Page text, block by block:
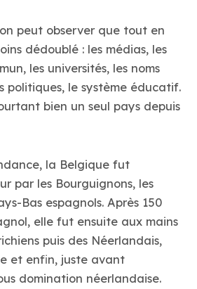
peut observer que tout en
dédoublé : les médias, les
les universités, les noms
politiques, le système éducatif.
bien un seul pays depuis
la Belgique fut
par les Bourguignons, les
Bas espagnols. Après 150
elle fut ensuite aux mains
puis des Néerlandais,
et enfin, juste avant
domination néerlandaise.